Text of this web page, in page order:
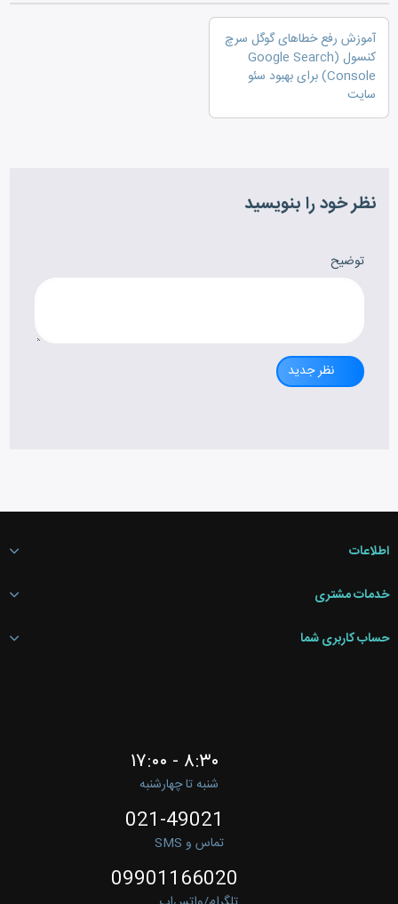
آموزش رفع خطاهای گوگل سرچ
کنسول (Google Search
Console) برای بهبود سئو
سایت
نظر خود را بنویسید
توضیح
نظر جدید
اطلاعات
خدمات مشتری
حساب کاربری شما
۸:۳۰ - ۱۷:۰۰
شنبه تا چهارشنبه
021-49021
تماس و SMS
09901166020